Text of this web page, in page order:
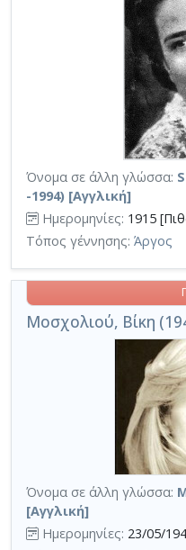
Όνομα σε άλλη γλώσσα:
-1994) [Αγγλική]
Ημερομηνίες: 1915
Τόπος γέννησης: Άργος
Μοσχολιού, Βίκη
Όνομα σε άλλη γλώσσα:
[Αγγλική]
Ημερομηνίες: 23/05/